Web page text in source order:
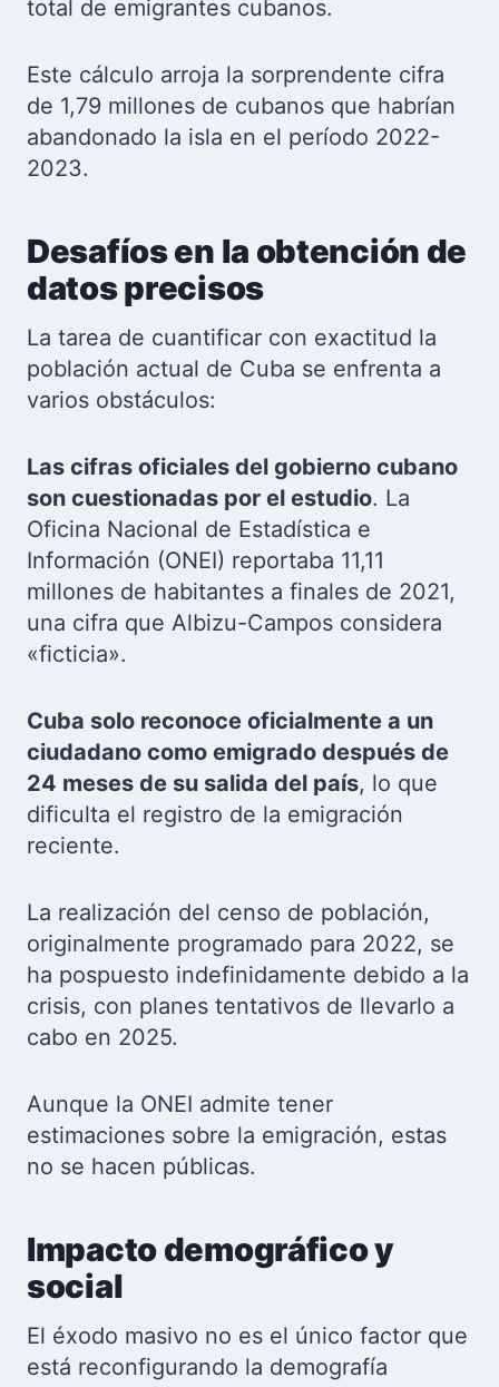
total de emigrantes cubanos.
Este cálculo arroja la sorprendente cifra
de 1,79 millones de cubanos que habrían
abandonado la isla en el período 2022-
2023.
Desafíos en la obtención de
datos precisos
La tarea de cuantificar con exactitud la
población actual de Cuba se enfrenta a
varios obstáculos:
Las cifras oficiales del gobierno cubano
son cuestionadas por el estudio. La
Oficina Nacional de Estadística e
Información (ONEI) reportaba 11,11
millones de habitantes a finales de 2021,
una cifra que Albizu-Campos considera
«ficticia».
Cuba solo reconoce oficialmente a un
ciudadano como emigrado después de
24 meses de su salida del país, lo que
dificulta el registro de la emigración
reciente.
La realización del censo de población,
originalmente programado para 2022, se
ha pospuesto indefinidamente debido a la
crisis, con planes tentativos de llevarlo a
cabo en 2025.
Aunque la ONEI admite tener
estimaciones sobre la emigración, estas
no se hacen públicas.
Impacto demográfico y
social
El éxodo masivo no es el único factor que
está reconfigurando la demografía